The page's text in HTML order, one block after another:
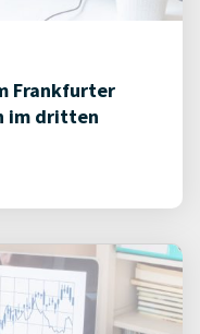
Frankfurter
im dritten